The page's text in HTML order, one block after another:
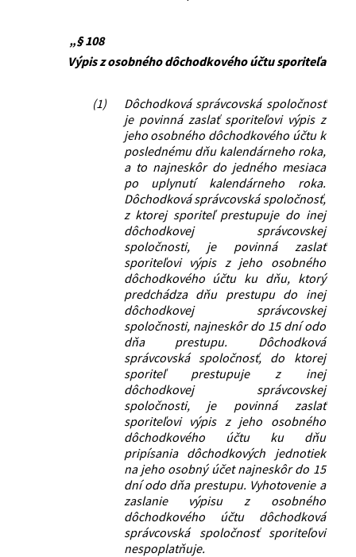
„§ 108
Výpis z osobného dôchodkového účtu sporiteľa
(1)
Dôchodková správcovská spoločnosť
je povinná zaslať sporiteľovi výpis z
jeho osobného dôchodkového účtu k
poslednému dňu kalendárneho roka,
a to najneskôr do jedného mesiaca
po uplynutí kalendárneho roka.
Dôchodková správcovská spoločnosť,
z ktorej sporiteľ prestupuje do inej
dôchodkovej správcovskej
spoločnosti, je povinná zaslať
sporiteľovi výpis z jeho osobného
dôchodkového účtu ku dňu, ktorý
predchádza dňu prestupu do inej
dôchodkovej správcovskej
spoločnosti, najneskôr do 15 dní odo
dňa prestupu. Dôchodková
správcovská spoločnosť, do ktorej
sporiteľ prestupuje z inej
dôchodkovej správcovskej
spoločnosti, je povinná zaslať
sporiteľovi výpis z jeho osobného
dôchodkového účtu ku dňu
pripísania dôchodkových jednotiek
na jeho osobný účet najneskôr do 15
dní odo dňa prestupu. Vyhotovenie a
zaslanie výpisu z osobného
dôchodkového účtu dôchodková
správcovská spoločnosť sporiteľovi
nespoplatňuje.